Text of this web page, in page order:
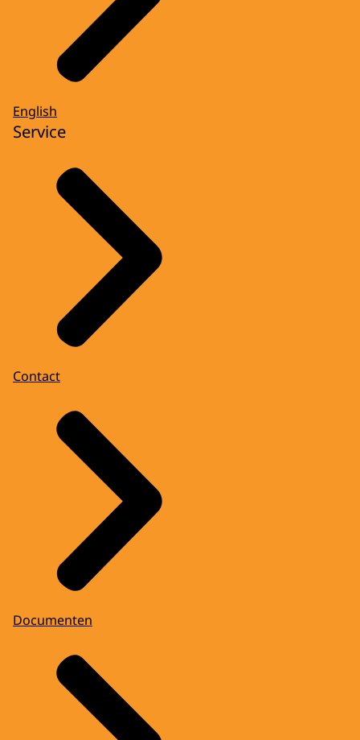
English
Service
Contact
Documenten